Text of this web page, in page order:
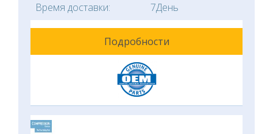
Время доставки:
7День
Подробности